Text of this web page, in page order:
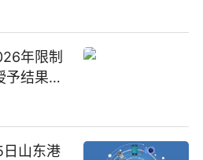
年限制
予结果公
山东港